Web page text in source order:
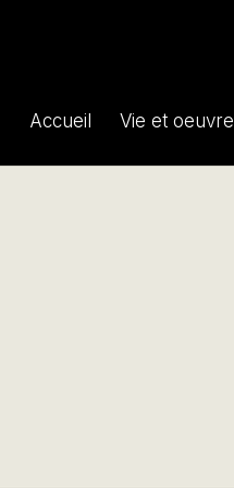
Accueil Vie et oeuvre